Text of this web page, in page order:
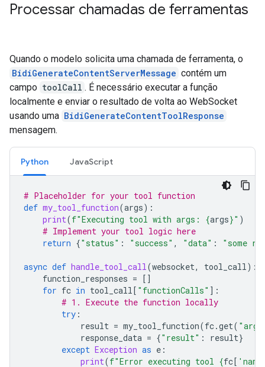
Processar chamadas de ferramentas
Quando o modelo solicita uma chamada de ferramenta, o
BidiGenerateContentServerMessage contém um
campo toolCall . É necessário executar a função
localmente e enviar o resultado de volta ao WebSocket
usando uma BidiGenerateContentToolResponse
mensagem.
Python JavaScript
# Placeholder for your tool function
def my_tool_function(args):
print(f"Executing tool with args: {args}" )
# Implement your tool logic here
return {"status" : "success" , "data" : "some
async def handle_tool_call(websocket, tool_call):
function_responses = []
for fc in tool_call[ "functionCalls" ]:
# 1. Execute the function locally
try :
result = my_tool_function(fc.get(
response_data = {"result" : result}
except Exception as e :
print(f"Error executing tool {fc[